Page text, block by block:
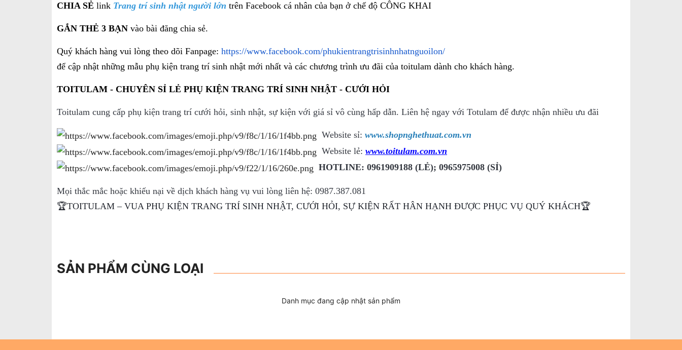
CHIA SẺ link Trang trí sinh nhật người lớn trên Facebook cá nhân của bạn ở chế độ CÔNG KHAI
GẮN THẺ 3 BẠN vào bài đăng chia sẻ.
Quý khách hàng vui lòng theo dõi Fanpage: https://www.facebook.com/phukientrangtrisinhnhatnguoilon/
để cập nhật những mẫu phụ kiện trang trí sinh nhật mới nhất và các chương trình ưu đãi của toitulam dành cho khách hàng.
TOITULAM - CHUYÊN SỈ LẺ PHỤ KIỆN TRANG TRÍ SINH NHẬT - CƯỚI HỎI
Toitulam cung cấp phụ kiện trang trí cưới hỏi, sinh nhật, sự kiện với giá sỉ vô cùng hấp dẫn. Liên hệ ngay với Totulam để được nhận nhiều ưu đãi
Website sỉ: www.shopnghethuat.com.vn
Website lẻ: www.toitulam.com.vn
HOTLINE: 0961909188 (LẺ); 0965975008 (SỈ)
Mọi thắc mắc hoặc khiếu nại về dịch khách hàng vụ vui lòng liên hệ: 0987.387.081
🏆TOITULAM – VUA PHỤ KIỆN TRANG TRÍ SINH NHẬT, CƯỚI HỎI, SỰ KIỆN RẤT HÂN HẠNH ĐƯỢC PHỤC VỤ QUÝ KHÁCH🏆
SẢN PHẨM CÙNG LOẠI
Danh mục đang cập nhật sản phẩm